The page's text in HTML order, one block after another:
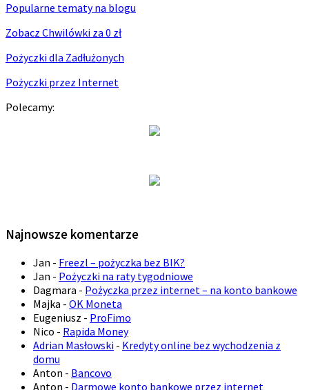
Popularne tematy na blogu
Zobacz Chwilówki za 0 zł
Pożyczki dla Zadłużonych
Pożyczki przez Internet
Polecamy:
Najnowsze komentarze
Jan - Freezl – pożyczka bez BIK?
Jan - Pożyczki na raty tygodniowe
Dagmara - Pożyczka przez internet – na konto bankowe
Majka - OK Moneta
Eugeniusz - ProFimo
Nico - Rapida Money
Adrian Masłowski - Kredyty online bez wychodzenia z
domu
Anton - Bancovo
Anton - Darmowe konto bankowe przez internet